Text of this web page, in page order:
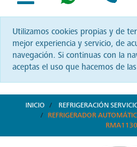
Utilizamos cookies propias y de
mejor experiencia y servicio, de
navegación. Si continuas con la
aceptas el uso que hacemos de
INICIO REFRIGERACIÓN
REFRIGERADOR